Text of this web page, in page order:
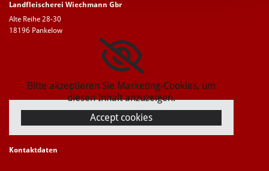
Landfleischerei Wiechmann Gbr
Alte Reihe 28-30
18196 Pankelow
Bitte akzeptieren Sie Marketing-Cookies, um
diesen Inhalt anzuzeigen.
Accept cookies
Kontaktdaten